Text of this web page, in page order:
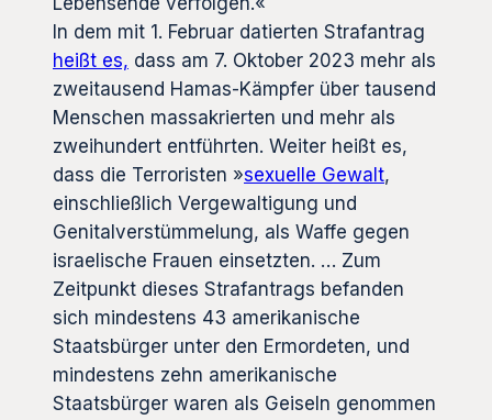
In dem mit 1. Februar datierten Strafantrag
heißt es, dass am 7. Oktober 2023 mehr als
zweitausend Hamas-Kämpfer über tausend
Menschen massakrierten und mehr als
zweihundert entführten. Weiter heißt es,
dass die Terroristen »sexuelle Gewalt,
einschließlich Vergewaltigung und
Genitalverstümmelung, als Waffe gegen
israelische Frauen einsetzten. … Zum
Zeitpunkt dieses Strafantrags befanden
sich mindestens 43 amerikanische
Staatsbürger unter den Ermordeten, und
mindestens zehn amerikanische
Staatsbürger waren als Geiseln genommen